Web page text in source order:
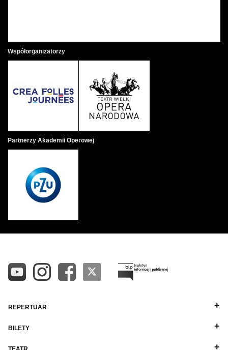
Współorganizatorzy
Partnerzy Akademii Operowej
REPERTUAR
BILETY